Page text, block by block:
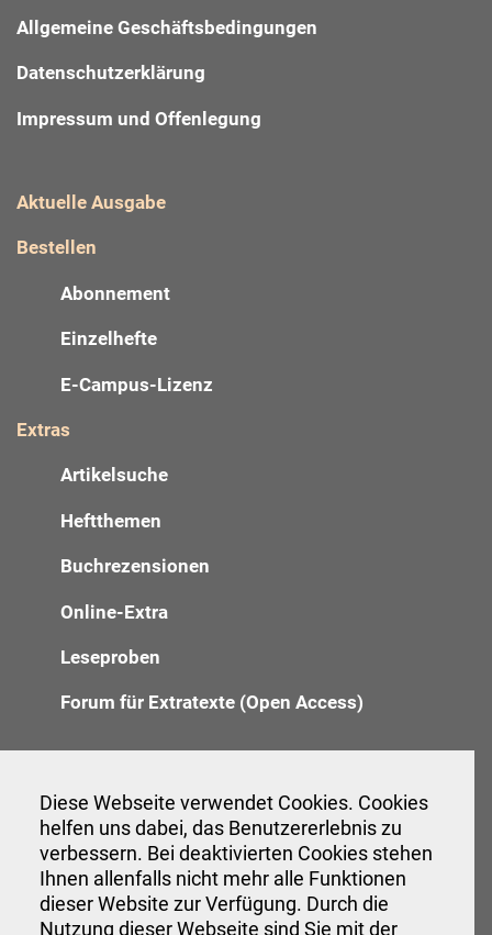
Diese Webseite verwendet Cookies. Cookies
helfen uns dabei, das Benutzererlebnis zu
verbessern. Bei deaktivierten Cookies stehen
Ihnen allenfalls nicht mehr alle Funktionen
dieser Website zur Verfügung. Durch die
Nutzung dieser Webseite sind Sie mit der
Allgemeine Geschäftsbedingungen
Datenschutzerklärung
Impressum und Offenlegung
Aktuelle Ausgabe
Bestellen
Abonnement
Einzelhefte
E-Campus-Lizenz
Extras
Artikelsuche
Heftthemen
Buchrezensionen
Online-Extra
Leseproben
Forum für Extratexte (Open Access)
Anzeigenannahme
Verwaltung